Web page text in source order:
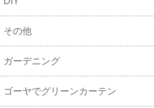
その他
ガーデニング
ゴーヤでグリーンカーテン